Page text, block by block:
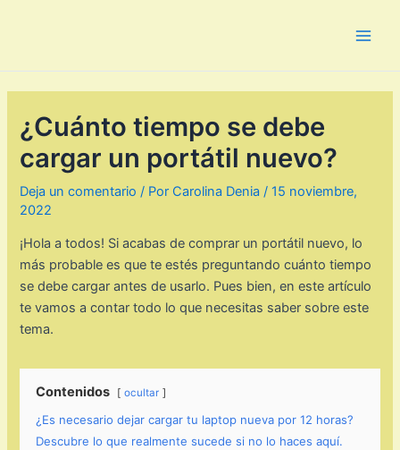
¿Cuánto tiempo se debe
cargar un portátil nuevo?
Deja un comentario / Por Carolina Denia/15 noviembre,
2022
¡Hola a todos! Si acabas de comprar un portátil nuevo, lo
más probable es que te estés preguntando cuánto tiempo
se debe cargar antes de usarlo. Pues bien, en este artículo
te vamos a contar todo lo que necesitas saber sobre este
tema.
Contenidos ocultar
¿Es necesario dejar cargar tu laptop nueva por 12 horas?
Descubre lo que realmente sucede si no lo haces aquí.